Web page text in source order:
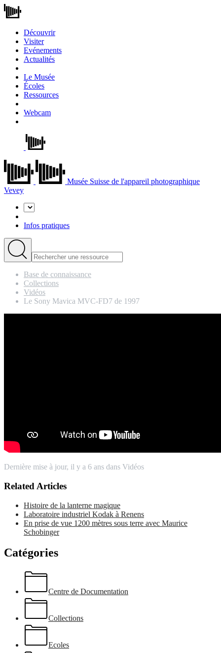
Découvrir
Visiter
Evénements
Actualités
Le Musée
Écoles
Ressources
Webcam
Musée Suisse de l'appareil photographique
Vevey
Infos pratiques
Base de connaissance
Collections
Vidéos
Le Sony Mavica MVC-FD7 de 1997
Dernière mise à jour, il y a 6 ans dans Vidéos
Related Articles
Histoire de la lanterne magique
Laboratoire industriel Kodak à Renens
En prise de vue 1200 mètres sous terre avec Maurice
Schobinger
Catégories
Centre de Documentation
Collections
Ecoles